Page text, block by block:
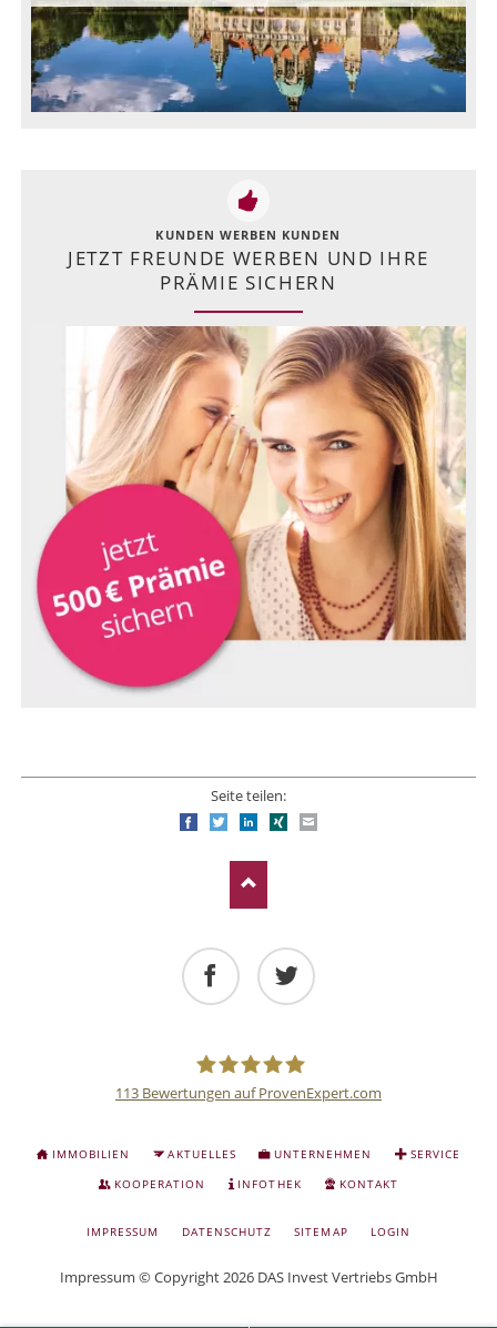
KUNDEN WERBEN KUNDEN
JETZT FREUNDE WERBEN UND IHRE
PRÄMIE SICHERN
Seite teilen:
FacebookTwitterLinkedIn
Xing
Anlage
und
113 Bewertungen auf ProvenExpert.com
NAVIGATION
IMMOBILIEN AKTUELLES UNTERNEHMEN
SERVICE
KOOPERATION
INFOTHEK KONTAKT
NAVIGATION
IMPRESSUM DATENSCHUTZ SITEMAP LOGIN
Impressum © Copyright 2026 DAS Invest Vertriebs GmbH